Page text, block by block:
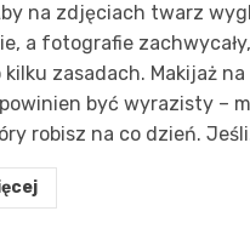
na zdjęciach twarz
a fotografie
zasadach. Makijaż na
być wyrazisty –
robisz na co dzień.